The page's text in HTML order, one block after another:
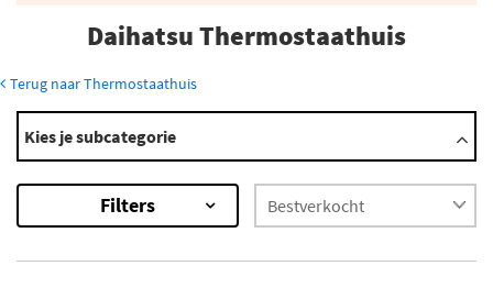
Daihatsu Thermostaathuis
Terug naar Thermostaathuis
Modellen
Charade
Copen
Materia
Sirion
Kies je subcategorie
Filters